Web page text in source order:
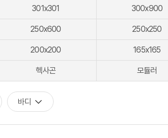
[뉴코인청소건] 허리 굽히지 마세요! 변기 뒤로 숨기지도
[뉴코인슬라이드바] 존재감을 확! 숨기는 350mm의 미
[모노플러스] 시공후에 알게되는 만족감! 프레임리스 휴
[신상품] 숨겨진 접합선 (Seamless) '피아또 수건걸
[뉴피오] '튀지 않고' 투명한 크리스탈 직수
[뉴피오] '아래로' 향하는 넓은 폭포수
301x301 300x900
250x600 250x250
200x200 165x165
헥사곤 모듈러
바디